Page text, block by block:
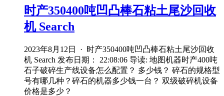
时产350400吨凹凸棒石粘土尾沙回收
机 Search
2023年8月12日 · 时产350400吨凹凸棒石粘土尾沙回收
机 Search 发布日期： 22:08:06 导读: 地图机器时产400吨
石子破碎生产线设备怎么配置？ 多少钱？ 碎石的规格型
号有哪几种？碎石的机器多少钱一台？ 双级破碎机设备
价格是多少？